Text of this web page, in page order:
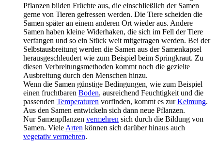
Pflanzen bilden Früchte aus, die einschließlich der Samen
gerne von Tieren gefressen werden. Die Tiere scheiden die
Samen später an einem anderen Ort wieder aus. Andere
Samen haben kleine Widerhaken, die sich im Fell der Tiere
verfangen und so ein Stück weit mitgetragen werden. Bei der
Selbstausbreitung werden die Samen aus der Samenkapsel
herausgeschleudert wie zum Beispiel beim Springkraut. Zu
diesen Verbreitungsmethoden kommt noch die gezielte
Ausbreitung durch den Menschen hinzu.
Wenn die Samen günstige Bedingungen, wie zum Beispiel
einen fruchtbaren Boden, ausreichend Feuchtigkeit und die
passenden Temperaturen vorfinden, kommt es zurKeimung.
Aus den Samen entwickeln sich dann neue Pflanzen.
Nur Samenpflanzen vermehren sich durch die Bildung von
Samen. Viele Arten können sich darüber hinaus auch
vegetativ vermehren.